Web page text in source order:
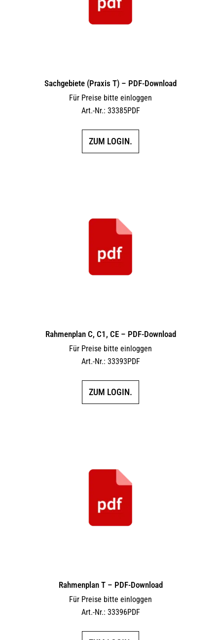
Sachgebiete (Praxis T) – PDF-Download
Für Preise bitte einloggen
Art.-Nr.: 33385PDF
ZUM LOGIN.
Rahmenplan C, C1, CE – PDF-Download
Für Preise bitte einloggen
Art.-Nr.: 33393PDF
ZUM LOGIN.
Rahmenplan T – PDF-Download
Für Preise bitte einloggen
Art.-Nr.: 33396PDF